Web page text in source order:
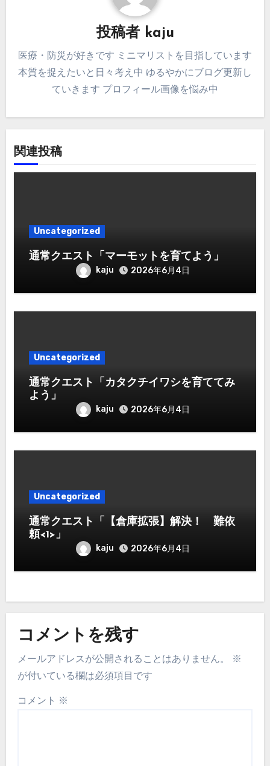
ン
投稿者 kaju
医療・防災が好きです ミニマリストを目指しています
本質を捉えたいと日々考え中 ゆるやかにブログ更新し
ていきます プロフィール画像を悩み中
関連投稿
Uncategorized
通常クエスト「マーモットを育てよう」
kaju 2026年6月4日
Uncategorized
通常クエスト「カタクチイワシを育ててみ
よう」
kaju 2026年6月4日
Uncategorized
通常クエスト「【倉庫拡張】解決！ 難依
頼<1>」
kaju 2026年6月4日
コメントを残す
メールアドレスが公開されることはありません。
※
が付いている欄は必須項目です
コメント ※